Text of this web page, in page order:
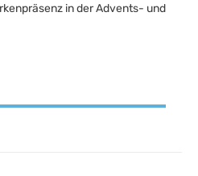
in der Advents- und